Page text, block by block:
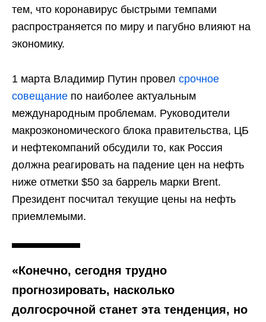
тем, что коронавирус быстрыми темпами
распространяется по миру и пагубно влияют на
экономику.
1 марта Владимир Путин провел срочное
совещание по наиболее актуальным
международным проблемам. Руководители
макроэкономического блока правительства, ЦБ
и нефтекомпаний обсудили то, как Россия
должна реагировать на падение цен на нефть
ниже отметки $50 за баррель марки Brent.
Президент посчитал текущие цены на нефть
приемлемыми.
«Конечно, сегодня трудно
прогнозировать, насколько
долгосрочной станет эта тенденция, но